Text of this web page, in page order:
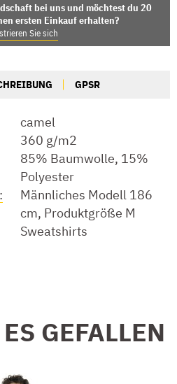
bei uns und möchtest du 20
ersten Einkauf erhalten?
Sie sich
GPSR
camel
360 g/m2
85% Baumwolle, 15%
Polyester
Männliches Modell 186
cm, Produktgröße M
Sweatshirts
GEFALLEN